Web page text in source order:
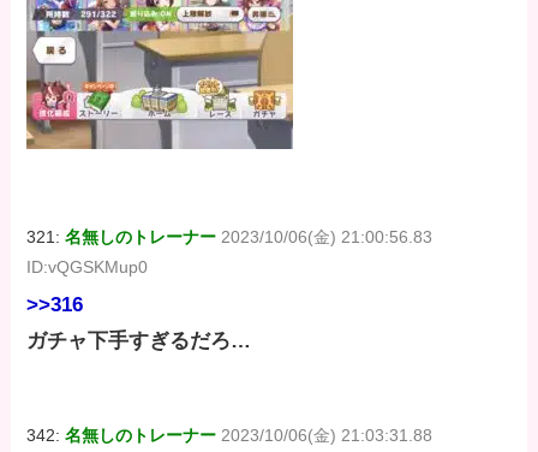
321:名無しのトレーナー 2023/10/06(金) 21:00:56.83
ID:vQGSKMup0
>>316
ガチャ下手すぎるだろ…
342:名無しのトレーナー 2023/10/06(金) 21:03:31.88